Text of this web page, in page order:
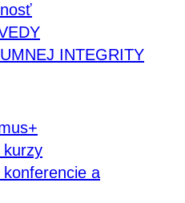
INTEGRITY
kurzy
a